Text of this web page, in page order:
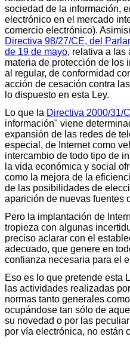
sociedad de la información,
electrónico en el mercado
comercio electrónico).
Directiva 98/27/CE, del
de 19 de mayo, relativa a las
materia de protección de los
al regular, de conformidad
acción de cesación contra
lo dispuesto en esta Ley.
Lo que la Directiva 2000/31/
información" viene
expansión de las redes de
especial, de Internet como
intercambio de todo tipo de
la vida económica y social
como la mejora de la
de las posibilidades de
aparición de nuevas fuentes
Pero la implantación de
tropieza con algunas
preciso aclarar con el
adecuado, que genere en
confianza necesaria para el
Eso es lo que pretende esta
las actividades realizadas
normas tanto generales
ocupándose tan sólo de
su novedad o por las
por vía electrónica, no están